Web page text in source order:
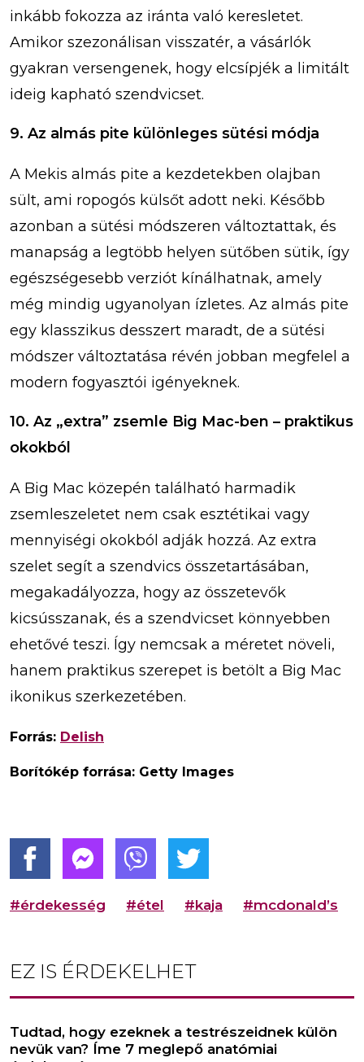
inkább fokozza az iránta való keresletet.
Amikor szezonálisan visszatér, a vásárlók
gyakran versengenek, hogy elcsípjék a limitált
ideig kapható szendvicset.
9. Az almás pite különleges sütési módja
A Mekis almás pite a kezdetekben olajban
sült, ami ropogós külsőt adott neki. Később
azonban a sütési módszeren változtattak, és
manapság a legtöbb helyen sütőben sütik, így
egészségesebb verziót kínálhatnak, amely
még mindig ugyanolyan ízletes. Az almás pite
egy klasszikus desszert maradt, de a sütési
módszer változtatása révén jobban megfelel a
modern fogyasztói igényeknek.
10. Az „extra” zsemle Big Mac-ben – praktikus
okokból
A Big Mac közepén található harmadik
zsemleszeletet nem csak esztétikai vagy
mennyiségi okokból adják hozzá. Az extra
szelet segít a szendvics összetartásában,
megakadályozza, hogy az összetevők
kicsússzanak, és a szendvicset könnyebben
ehetővé teszi. Így nemcsak a méretet növeli,
hanem praktikus szerepet is betölt a Big Mac
ikonikus szerkezetében.
Forrás: Delish
Borítókép forrása: Getty Images
#érdekesség #étel #kaja #mcdonald’s
EZ IS ÉRDEKELHET
Tudtad, hogy ezeknek a testrészeidnek külön
nevük van? Íme 7 meglepő anatómiai